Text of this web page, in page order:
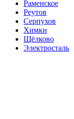
Раменское
Реутов
Серпухов
Химки
Щёлково
Электросталь